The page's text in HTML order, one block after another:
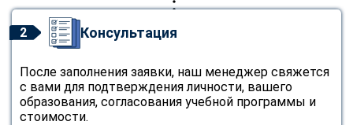
2 Консультация
После заполнения заявки, наш менеджер свяжется
с вами для подтверждения личности, вашего
образования, согласования учебной программы и
стоимости.